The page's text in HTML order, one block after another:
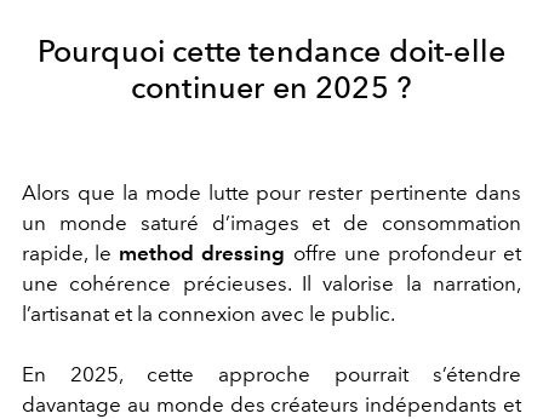
Pourquoi cette tendance doit-elle
continuer en 2025 ?
Alors que la mode lutte pour rester pertinente dans
un monde saturé d’images et de consommation
rapide, le method dressing offre une profondeur et
une cohérence précieuses. Il valorise la narration,
l’artisanat et la connexion avec le public.
En 2025, cette approche pourrait s’étendre
davantage au monde des créateurs indépendants et